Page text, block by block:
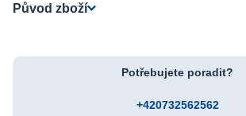
Původ zboží
Potřebujete poradit?
+420732562562